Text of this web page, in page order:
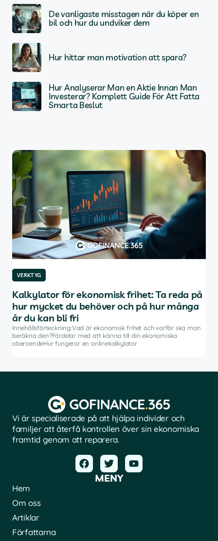
De vanligaste misstagen när du köper en
bil och hur du undviker dem
Hur hittar man motivation att spara?
Hur Analyserar Man en Aktie Innan Man
Investerar? Komplett Guide För Att Fatta
Smarta Beslut
VERKTYG
Kalkylator för ekonomisk frihet: Ta reda på
hur mycket du behöver och på hur många
år du kan bli fri
Innehållsförteckning:Vad är ekonomisk frihet och varför ska man
beräkna den?Fördelar med att känna till din ekonomiska
oberoendeHur fungerar en onlinekalkylator
Vi är specialiserade på att hjälpa individer och
familjer att återfå kontrollen över sin ekonomiska
framtid genom att reparera.
MENY
Hem
Om oss
Artiklar
Författarna